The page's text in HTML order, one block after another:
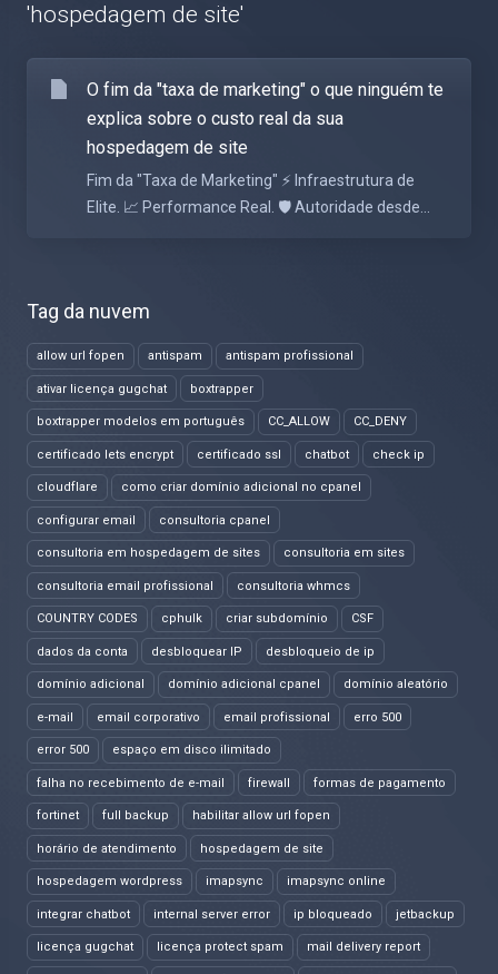
Tag da nuvem
allow url fopen antispam antispam profissional
ativar licença gugchat boxtrapper
boxtrapper modelos em português CC_ALLOW CC_DENY
certificado lets encrypt certificado ssl chatbot check ip
cloudflare como criar domínio adicional no cpanel
configurar email consultoria cpanel
consultoria em hospedagem de sites consultoria em sites
consultoria email profissional consultoria whmcs
COUNTRY CODES cphulk criar subdomínio CSF
dados da conta desbloquear IP desbloqueio de ip
domínio adicional domínio adicional cpanel domínio aleatório
e-mail email corporativo email profissional erro 500
error 500 espaço em disco ilimitado
falha no recebimento de e-mail firewall formas de pagamento
fortinet full backup habilitar allow url fopen
horário de atendimento hospedagem de site
hospedagem wordpress imapsync imapsync online
integrar chatbot internal server error ip bloqueado jetbackup
licença gugchat licença protect spam mail delivery report
'hospedagem de site'
O fim da "taxa de marketing" o que ninguém te
explica sobre o custo real da sua
hospedagem de site
Fim da "Taxa de Marketing" ⚡ Infraestrutura de
Elite. 📈 Performance Real. 🛡️ Autoridade desde...